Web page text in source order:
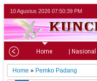
10 Agustus 2026 07:50:41 PM
Home | Nasional
Home » Pemko Padang